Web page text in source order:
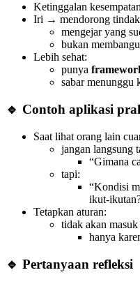
Ketinggalan
Iri → mendorong
mengejar yang
bukan
Lebih sehat:
punya
sabar menunggu
🔹 Contoh aplikasi
Saat lihat orang lain
jangan langsung
“Gimana
tapi:
“Kondisi
ikut-
Tetapkan aturan:
tidak akan masuk
hanya
🔹 Pertanyaan refleksi